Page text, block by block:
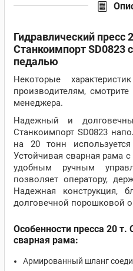
Гидравлический пресс
Станкоимпорт SD0823
педалью
Некоторые
производителям,
менеджера.
Надежный и
Станкоимпорт SD0823
на 20 тонн
Устойчивая сварная рама
удобным ручным
позволяет оператору,
Надежная конструкция,
долговечной порошковой
Особенности пресса 20 т.
сварная рама:
Армированный шланг